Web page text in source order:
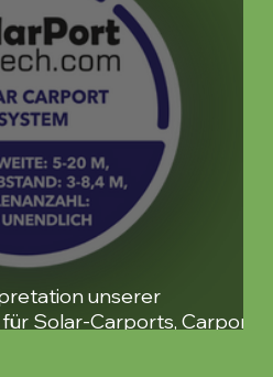
unserer
Solar-Carports, Carports